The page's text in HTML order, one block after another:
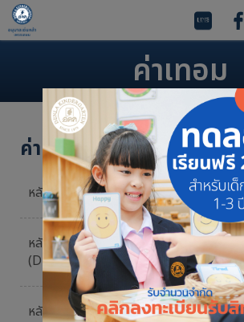
ค่าเทอม
ค่าเทอมในปีการศึกษา 2568
หลักสูตรบูรณาการ (DIP) 81,000 บาท
หลักสูตรภาษาอังกฤษ
(DEP)
117,000 บาท
หลักสูตรนานาชาติ DLTS 212,000 บาท